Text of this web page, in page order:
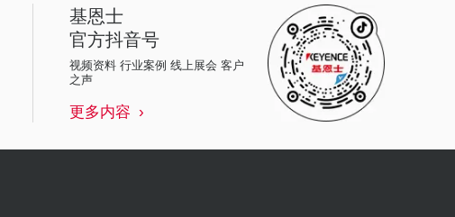
基恩士
官方抖音号
视频资料 行业案例 线上展会 客户
之声
更多内容